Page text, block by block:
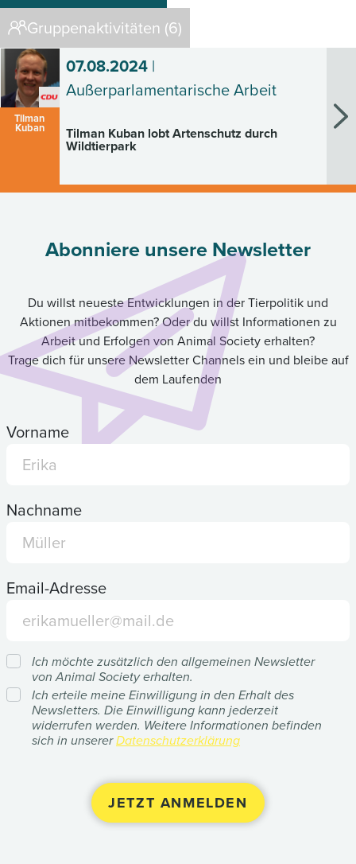
Gruppenaktivitäten (6)
Tilman
Kuban
07.08.2024|
Außerparlamentarische Arbeit
Tilman Kuban lobt Artenschutz durch
Wildtierpark
Abonniere unsere Newsletter
Du willst neueste Entwicklungen in der Tierpolitik und
Aktionen mitbekommen? Oder du willst Informationen zu
Arbeit und Erfolgen von Animal Society erhalten?
Trage dich für unsere Newsletter Channels ein und bleibe auf
dem Laufenden
Vorname
Nachname
Email-Adresse
Ich möchte zusätzlich den allgemeinen Newsletter
von Animal Society erhalten.
Ich erteile meine Einwilligung in den Erhalt des
Newsletters. Die Einwilligung kann jederzeit
widerrufen werden. Weitere Informationen befinden
sich in unsererDatenschutzerklärung